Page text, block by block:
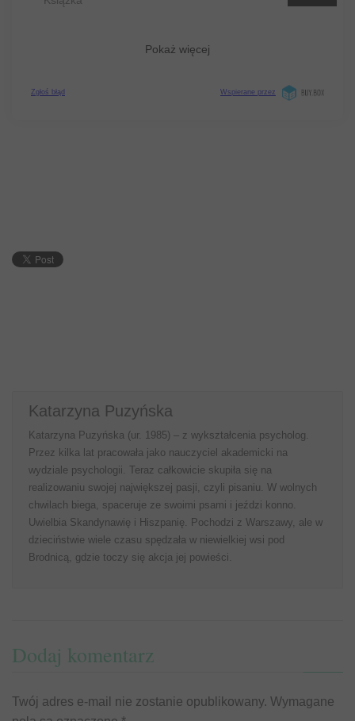
Katarzyna Puzyńska
Katarzyna Puzyńska (ur. 1985) – z wykształcenia psycholog.
Przez kilka lat pracowała jako nauczyciel akademicki na
wydziale psychologii. Teraz całkowicie skupiła się na
realizowaniu swojej największej pasji, czyli pisaniu. W wolnych
chwilach biega, spaceruje ze swoimi psami i jeździ konno.
Uwielbia Skandynawię i Hiszpanię. Pochodzi z Warszawy, ale w
dzieciństwie wiele czasu spędzała w niewielkiej wsi pod
Brodnicą, gdzie toczy się akcja jej powieści.
Dodaj komentarz
Twój adres e-mail nie zostanie opublikowany. Wymagane